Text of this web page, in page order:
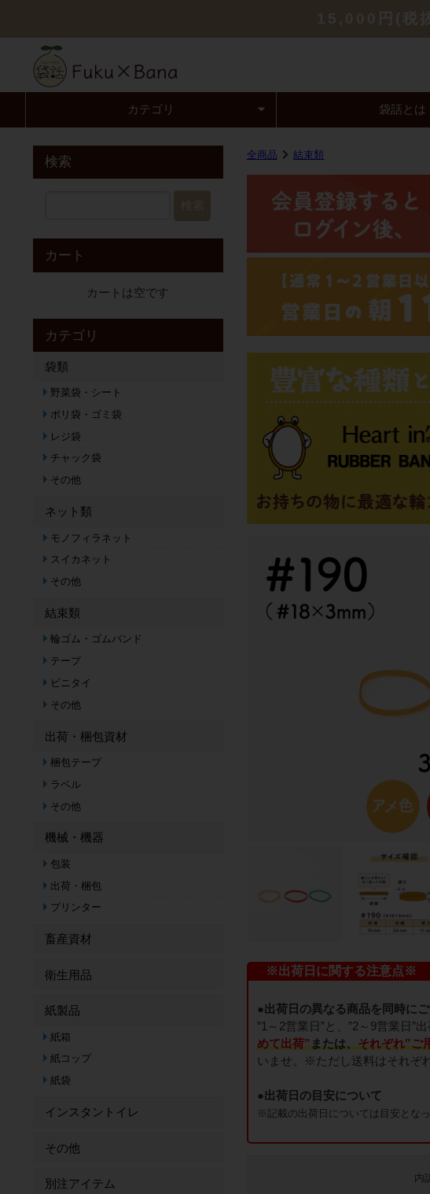
カテゴリ 袋話とは
全商品 結束類
※出荷日に関する注意点※
●出荷日の異なる商品を同時に
”1～2営業日”と、”2～9営業日”
めて出荷”または、それぞれ‟ご
いませ。※ただし送料はそれぞ
●出荷日の目安について
※記載の出荷日については目安とな
内
検索
カート
カートは空です
カテゴリ
袋類
野菜袋・シート
ポリ袋・ゴミ袋
レジ袋
チャック袋
その他
ネット類
モノフィラネット
スイカネット
その他
結束類
輪ゴム・ゴムバンド
テープ
ビニタイ
その他
出荷・梱包資材
梱包テープ
ラベル
その他
機械・機器
包装
出荷・梱包
プリンター
畜産資材
衛生用品
紙製品
紙箱
紙コップ
紙袋
インスタントイレ
その他
別注アイテム